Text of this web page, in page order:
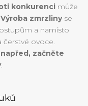
konkurenci může
Výroba zmrzlinyse
a namísto
čerstvé ovoce.
začněte
.